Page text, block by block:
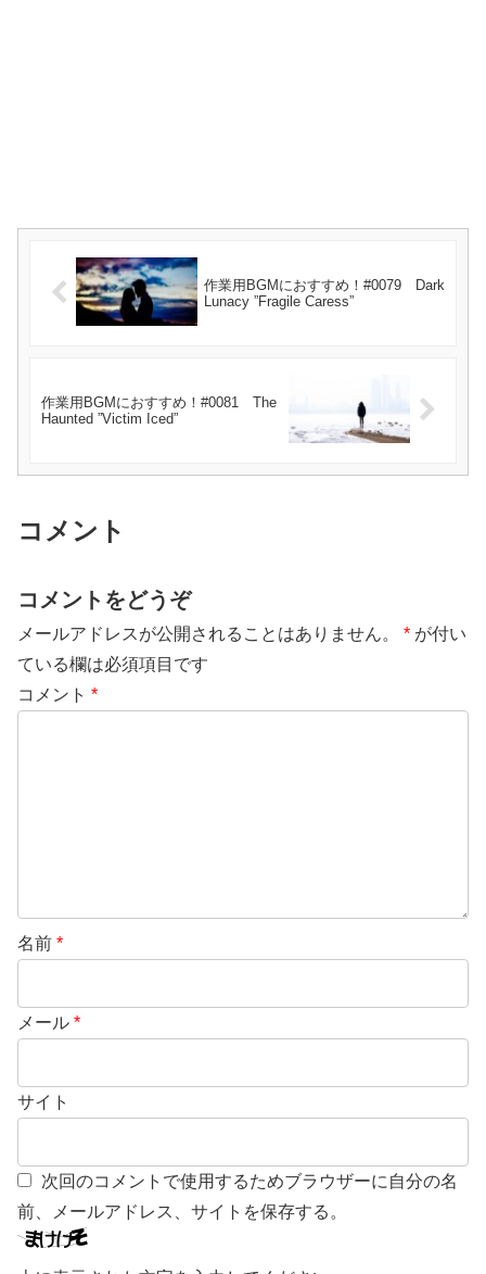
作業用BGMにおすすめ！#0079 Dark
Lunacy ”Fragile Caress”
作業用BGMにおすすめ！#0081 The
Haunted ”Victim Iced”
コメント
コメントをどうぞ
メールアドレスが公開されることはありません。 * が付い
ている欄は必須項目です
コメント *
名前 *
メール *
サイト
次回のコメントで使用するためブラウザーに自分の名
前、メールアドレス、サイトを保存する。